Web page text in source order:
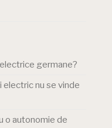
germane?
electric nu se vinde
o autonomie de